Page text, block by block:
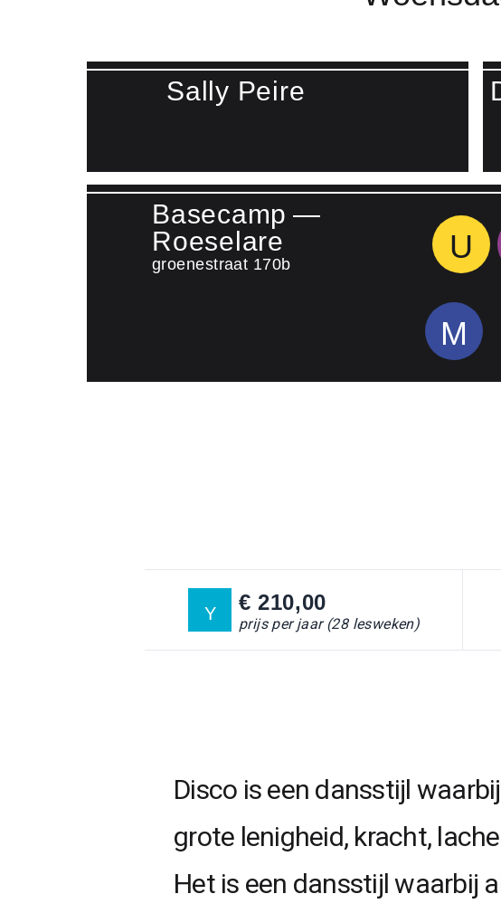
Sally Peire
Lees meer over Sally Peire
Basecamp —
Roeselare
groenestraat 170b U
M
Y € 210,00
prijs per jaar (28 lesweken)
Disco is een dansstijl
grote lenigheid, kracht,
Het is een dansstijl waarbij